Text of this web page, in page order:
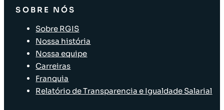
SOBRE NÓS
Sobre RGIS
Nossa história
Nossa equipe
Carreiras
Franquia
Relatório de Transparencia e Igualdade Salarial